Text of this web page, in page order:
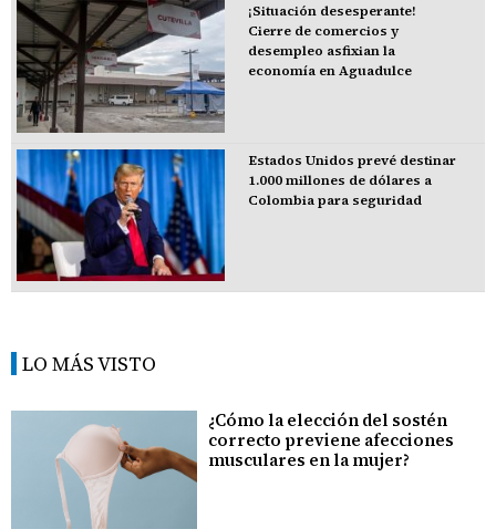
¡Situación desesperante!
Cierre de comercios y
desempleo asfixian la
economía en Aguadulce
Estados Unidos prevé destinar
1.000 millones de dólares a
Colombia para seguridad
LO MÁS VISTO
¿Cómo la elección del sostén
correcto previene afecciones
musculares en la mujer?